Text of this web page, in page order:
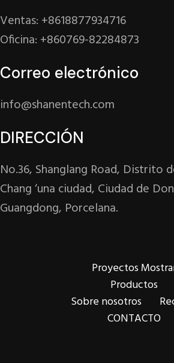
Ventas: +8618877934716
Oficina: +860769-82284873
Correo electrónico
info@shanentech.com
DIRECCIÓN
No.36, Shanglang Road, Distrito
Chang ‘una ciudad, Ciudad de
Guangdong, Porcelana.
Proyectos
Productos
Sobre nosotros
CONTACTO